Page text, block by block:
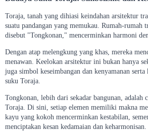
Toraja, tanah yang dihiasi keindahan arsitektur
suatu pandangan yang memukau. Rumah-rumah
disebut "Tongkonan," mencerminkan harmoni
Dengan atap melengkung yang khas, mereka
menawan. Keelokan arsitektur ini bukan hanya
juga simbol keseimbangan dan kenyamanan
suku Toraja.
Tongkonan, lebih dari sekadar bangunan,
Toraja. Di sini, setiap elemen memiliki makna
kayu yang kokoh mencerminkan kestabilan,
menciptakan kesan kedamaian dan keharmonisan.